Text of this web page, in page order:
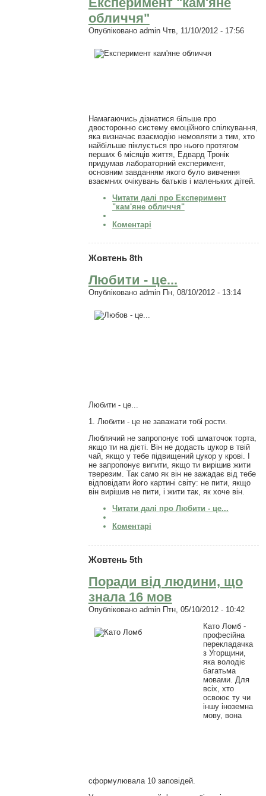
обличчя"
Опубліковано adminЧтв, 11/10/2012 - 17:56
Намагаючись дізнатися більше про
двосторонню систему емоційного спілкування,
яка визначає взаємодію немовляти з тим, хто
найбільше піклується про нього протягом
перших 6 місяців життя, Едвард Тронік
придумав лабораторний експеримент,
основним завданням якого було вивчення
взаємних очікувань батьків і маленьких дітей.
Читати далі про Експеримент
"кам'яне обличчя"
Коментарі
Жовтень 8th
Любити - це...
Опубліковано adminПн, 08/10/2012 - 13:14
Любити - це...
1. Любити - це не заважати тобі рости.
Люблячий не запропонує тобі шматочок торта,
якщо ти на дієті. Він не додасть цукор в твій
чай, якщо у тебе підвищений цукор у крові. І
не запропонує випити, якщо ти вирішив жити
тверезим. Так само як він не зажадає від тебе
відповідати його картині світу: не пити, якщо
він вирішив не пити, і жити так, як хоче він.
Читати далі про Любити - це...
Коментарі
Жовтень 5th
Поради від людини, що
знала 16 мов
Опубліковано adminПтн, 05/10/2012 - 10:42
Като Ломб -
професійна
перекладачка
з Угорщини,
яка володіє
багатьма
мовами. Для
всіх, хто
освоює ту чи
іншу іноземна
мову, вона
сформулювала 10 заповідей.